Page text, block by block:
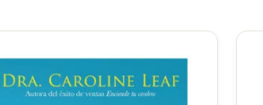
price
was:
$79.000.
price
is:
$75.050.